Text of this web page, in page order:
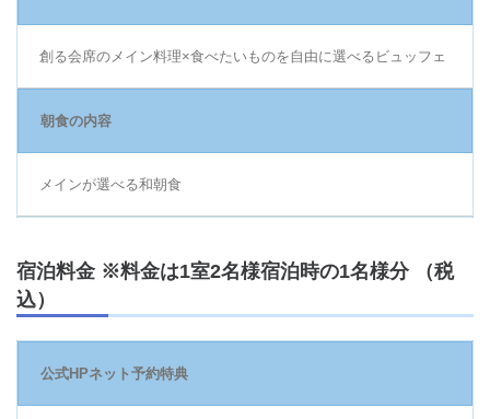
創る会席のメイン料理×食べたいものを自由に選べるビュッフェ
朝食の内容
メインが選べる和朝食
宿泊料金 ※料金は1室2名様宿泊時の1名様分 （税
込）
公式HPネット予約特典